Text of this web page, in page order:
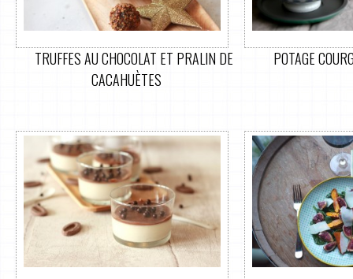
TRUFFES AU CHOCOLAT ET PRALIN DE
CACAHUÈTES
POTAGE